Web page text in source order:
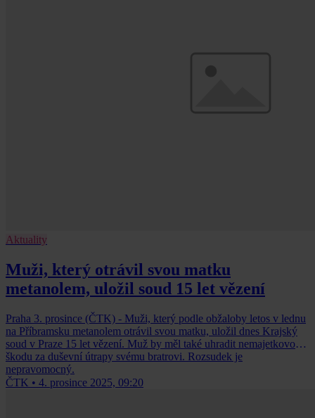
Aktuality
Muži, který otrávil svou matku
metanolem, uložil soud 15 let vězení
Praha 3. prosince (ČTK) - Muži, který podle obžaloby letos v lednu
na Příbramsku metanolem otrávil svou matku, uložil dnes Krajský
soud v Praze 15 let vězení. Muž by měl také uhradit nemajetkovou
škodu za duševní útrapy svému bratrovi. Rozsudek je
nepravomocný.
ČTK • 4. prosince 2025, 09:20